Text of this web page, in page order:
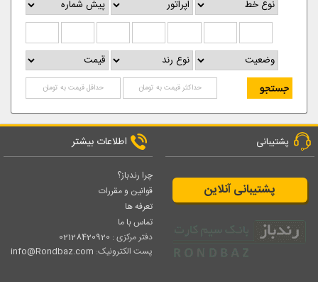
پشتیبانی
پشتیبانی آنلاین
اطلاعات بیشتر
چرا رندباز؟
قوانین و مقررات
تعرفه ها
تماس با ما
دفتر مرکزی : 02128420920
پست الکترونیک: info@Rondbaz.com